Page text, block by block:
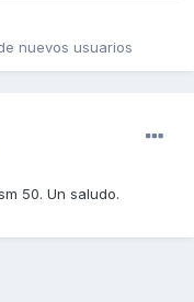
nuevos usuarios
50. Un saludo.